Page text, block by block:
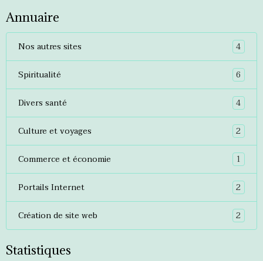
Annuaire
Nos autres sites 4
Spiritualité 6
Divers santé 4
Culture et voyages 2
Commerce et économie 1
Portails Internet 2
Création de site web 2
Statistiques